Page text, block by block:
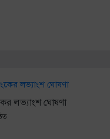
লভ্যাংশ ঘোষণা